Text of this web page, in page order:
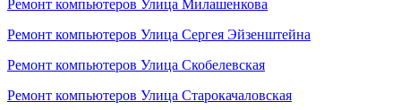
Ремонт компьютеров Улица Милашенкова
Ремонт компьютеров Улица Сергея Эйзенштейна
Ремонт компьютеров Улица Скобелевская
Ремонт компьютеров Улица Старокачаловская